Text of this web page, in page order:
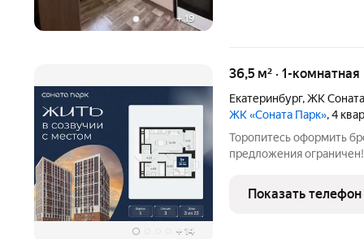
+19
+ 14
36,5 м² · 1-
Екатеринбург,ЖК
ЖК «Соната Парк», 4
Торопитесь оформить
предложения
вам все расскажут.
предчистовой
Показать телефон